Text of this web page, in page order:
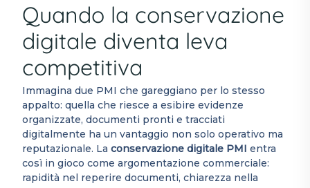
Quando la conservazione
digitale diventa leva
competitiva
Immagina due PMI che gareggiano per lo stesso
appalto: quella che riesce a esibire evidenze
organizzate, documenti pronti e tracciati
digitalmente ha un vantaggio non solo operativo ma
reputazionale. Laconservazione digitale PMI entra
così in gioco come argomentazione commerciale:
rapidità nel reperire documenti, chiarezza nella